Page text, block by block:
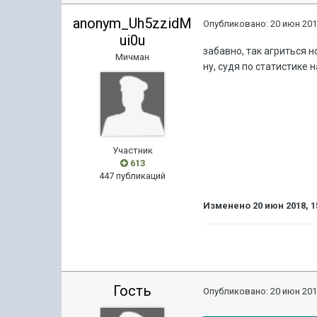
anonym_Uh5zzidM
ui0u
Мичман
Участник
613
447 публикаций
Опубликовано:20 июн
забавно, так агриться
ну, судя по статистике
Изменено 20 июн 2018,
Гость Опубликовано:20 июн